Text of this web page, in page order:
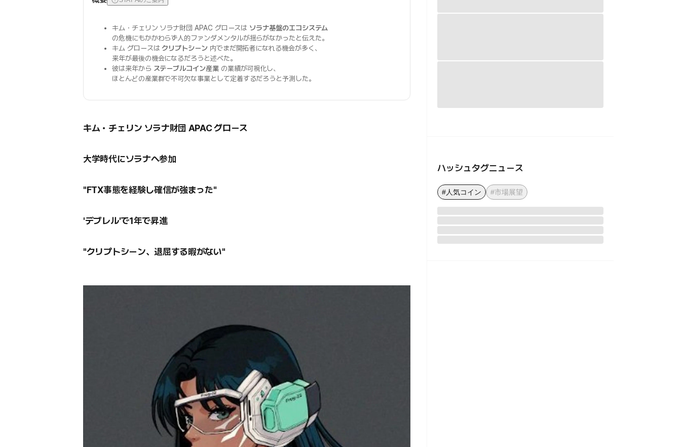
キム・チェリン ソラナ財団 APAC グロースは ソラナ基盤のエコシステム
の危機にもかかわらず人的ファンダメンタルが揺らがなかったと伝えた。
キム グロースはクリプトシーン 内でまだ開拓者になれる機会が多く、
来年が最後の機会になるだろうと述べた。
彼は来年から ステーブルコイン産業の業績が可視化し、
ほとんどの産業群で不可欠な事業として定着するだろうと予測した。
キム・チェリン ソラナ財団 APAC グロース
大学時代にソラナへ参加
"FTX事態を経験し確信が強まった"
'デブレル'で1年で昇進
"クリプトシーン、退屈する暇がない"
ハッシュタグニュース
#人気コイン #市場展望